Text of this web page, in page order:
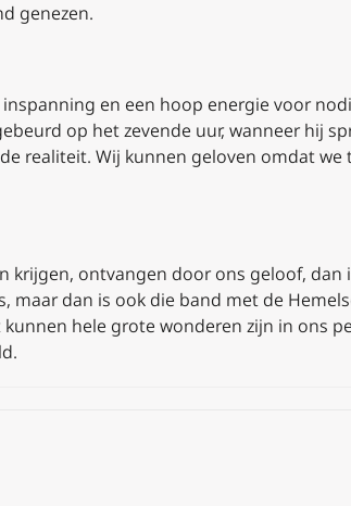
genezen.
en een hoop energie voor
op het zevende uur, wanneer hij
realiteit. Wij kunnen geloven omdat we
krijgen, ontvangen door ons geloof, dan
maar dan is ook die band met de
hele grote wonderen zijn in ons